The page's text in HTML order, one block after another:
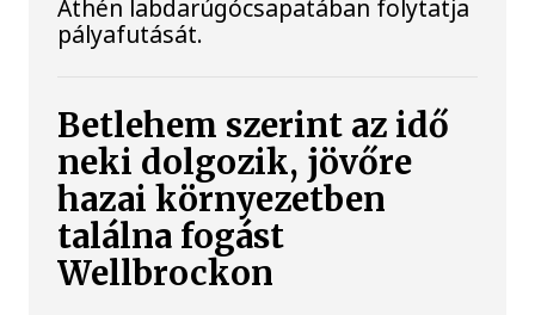
Athén labdarúgócsapatában folytatja
pályafutását.
Betlehem szerint az idő
neki dolgozik, jövőre
hazai környezetben
találna fogást
Wellbrockon